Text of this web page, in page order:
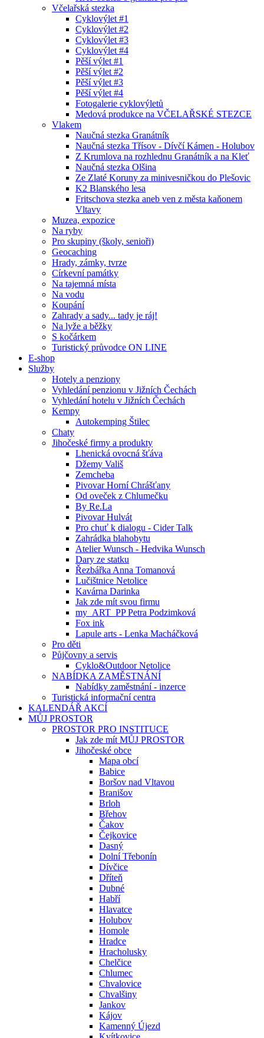
Včelařská stezka
Cyklovýlet #1
Cyklovýlet #2
Cyklovýlet #3
Cyklovýlet #4
Pěší výlet #1
Pěší výlet #2
Pěší výlet #3
Pěší výlet #4
Fotogalerie cyklovýletů
Medová produkce na VČELAŘSKÉ STEZCE
Vlakem
Naučná stezka Granátník
Naučná stezka Třísov - Dívčí Kámen - Holubov
Z Krumlova na rozhlednu Granátník a na Kleť
Naučná stezka Olšina
Ze Zlaté Koruny za minivesničkou do Plešovic
K2 Blanského lesa
Fritschova stezka aneb ven z města kaňonem
Vltavy
Muzea, expozice
Na ryby
Pro skupiny (školy, senioři)
Geocaching
Hrady, zámky, tvrze
Církevní památky
Na tajemná místa
Na vodu
Koupání
Zahrady a sady... tady je ráj!
Na lyže a běžky
S kočárkem
Turistický průvodce ON LINE
E-shop
Služby
Hotely a penziony
Vyhledání penzionu v Jižních Čechách
Vyhledání hotelu v Jižních Čechách
Kempy
Autokemping Štilec
Chaty
Jihočeské firmy a produkty
Lhenická ovocná šťáva
Džemy Vališ
Zemcheba
Pivovar Horní Chrášťany
Od oveček z Chlumečku
By Re.La
Pivovar Hulvát
Pro chuť k dialogu - Cider Talk
Zahrádka blahobytu
Atelier Wunsch - Hedvika Wunsch
Dary ze statku
Řezbářka Anna Tomanová
Lučištnice Netolice
Kavárna Darinka
Jak zde mít svou firmu
my_ART_PP Petra Podzimková
Fox ink
Lapule arts - Lenka Macháčková
Pro děti
Půjčovny a servis
Cyklo&Outdoor Netolice
NABÍDKA ZAMĚSTNÁNÍ
Nabídky zaměstnání - inzerce
Turistická informační centra
KALENDÁŘ AKCÍ
MŮJ PROSTOR
PROSTOR PRO INSTITUCE
Jak zde mít MŮJ PROSTOR
Jihočeské obce
Mapa obcí
Babice
Boršov nad Vltavou
Branišov
Brloh
Břehov
Čakov
Čejkovice
Dasný
Dolní Třebonín
Dívčice
Dříteň
Dubné
Habří
Hlavatce
Holubov
Homole
Hradce
Hracholusky
Chelčice
Chlumec
Chvalovice
Chvalšiny
Jankov
Kájov
Kamenný Újezd